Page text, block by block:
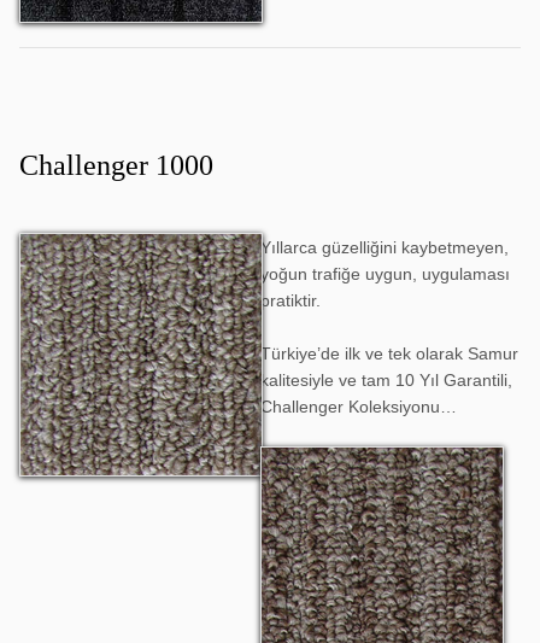
Challenger 1000
Challenger 1001
Yıllarca güzelliğini kaybetmeyen,
yoğun trafiğe uygun, uygulaması
pratiktir.
Türkiye’de ilk ve tek olarak Samur
kalitesiyle ve tam 10 Yıl Garantili,
Challenger Koleksiyonu…
Challenger 1002